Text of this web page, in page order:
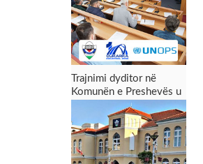
Trajnimi dyditor në
Komunën e Preshevës u
përmbyll me sukses:
Forcimi i kapaciteteve
për menaxhimin e zonës
industriale dhe tërheqjen
e investimeve